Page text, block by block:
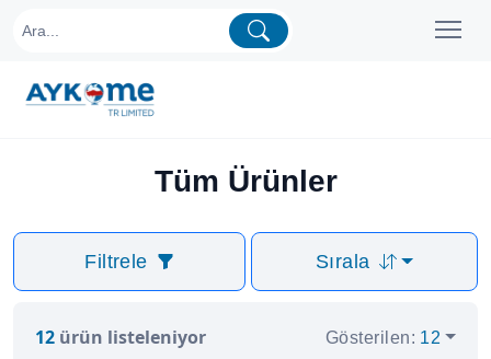
Tüm Ürünler
Filtrele Sırala
12 ürün listeleniyor Gösterilen: 12